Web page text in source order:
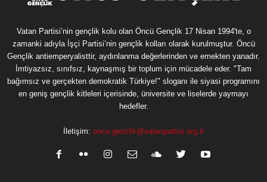
Vatan Partisi’nin gençlik kolu olan Öncü Gençlik 17 Nisan 1994'te, o
zamanki adıyla İşçi Partisi’nin gençlik kolları olarak kurulmuştur. Öncü
Gençlik antiemperyalisttir, aydınlanma değerlerinden ve emekten yanadır.
İmtiyazsız, sınıfsız, kaynaşmış bir toplum için mücadele eder. "Tam
bağımsız ve gerçekten demokratik Türkiye!" sloganı ile siyasi programını
en geniş gençlik kitleleri içerisinde, üniversite ve liselerde yaymayı
hedefler.
İletişim: oncu.genclik@vatanpartisi.org.tr